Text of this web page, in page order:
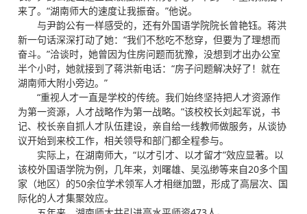
来了。“湖南师大的速度让我振奋。”他说。
与尹韵公有一样感受的，还有外国语学院院长曾艳钰。蒋洪
新一句话深深打动了她：“我们不愁吃不愁穿，但要为了理想而
奋斗。”洽谈时，她曾因为住房问题而犹豫，没想到才出办公室
半个小时，她就接到了蒋洪新电话：“房子问题解决好了！就在
湖南师大附小旁边。”
“重视人才一直是学校的传统。我们始终坚持把人才资源作
为第一资源，人才战略作为第一战略。”该校校长刘起军说，书
记、校长亲自抓人才队伍建设，亲自给一线教师做服务，从谈协
议开始到来校工作，相关领导和部门都全程参与。
实际上，在湖南师大，“以才引才、以才留才”效应显著。以
该校外国语学院为例，几年来，刘曙雄、吴泓缈等来自20多个国
家（地区）的50余位学术领军人才相继加盟，形成了高层次、国
际化的人才集聚效应。